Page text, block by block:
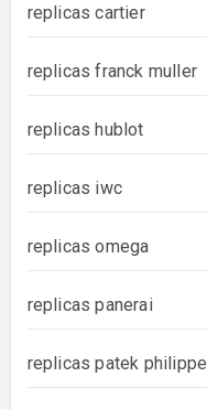
replicas cartier
replicas franck muller
replicas hublot
replicas iwc
replicas omega
replicas panerai
replicas patek philippe